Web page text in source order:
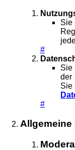
Sie
#
Sie
der
#
Allgemeine